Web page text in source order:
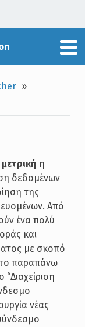
»
μετρική η
δεδομένων
της
Από
ένα πολύ
και
με σκοπό
παραπάνω
νέας